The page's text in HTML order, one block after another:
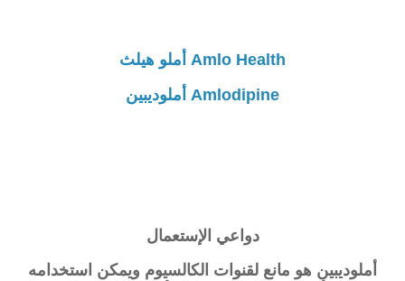
Amlo Health أملو هيلث
Amlodipine أملوديبين
دواعي الإستعمال
أملوديبين هو مانع لقنوات الكالسيوم ويمكن استخدامه